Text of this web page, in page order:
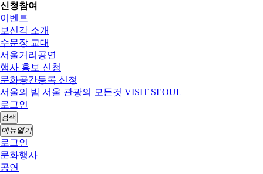
신청참여
이벤트
보신각 소개
수문장 교대
서울거리공연
행사 홍보 신청
문화공간등록 신청
서울의 밤 서울 관광의 모든것 VISIT SEOUL
로그인
검색
메뉴열기
로그인
문화행사
공연